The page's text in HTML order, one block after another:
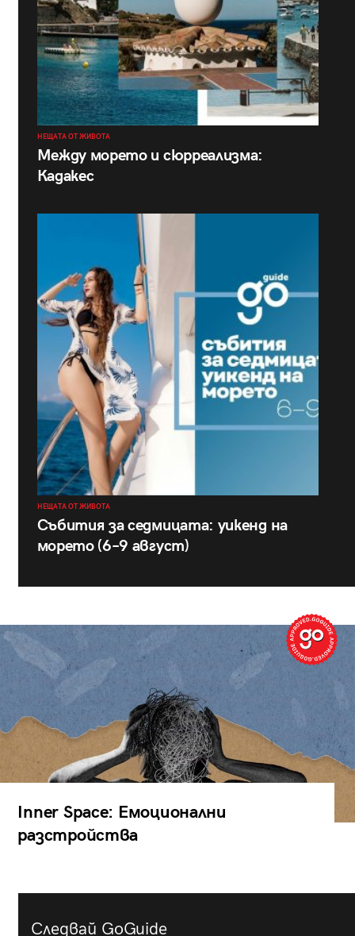
НЕЩАТА ОТ ЖИВОТА
Между морето и сюрреализма:
Кадакес
НЕЩАТА ОТ ЖИВОТА
Събития за седмицата: уикенд на
морето (6–9 август)
Inner Space: Емоционални
разстройства
Следвай GoGuide